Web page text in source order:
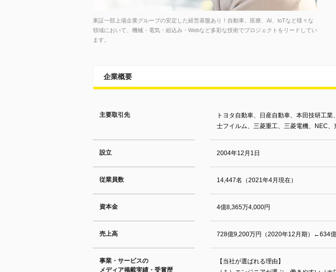
東証一部上場企業グループの安定した経営基盤あり！自動車、医療、AI、IoTなど様々な
領域において、機械・電気・組込み・Webなど多彩な技術でプロジェクトをリードしてい
ます。
企業概要
主要取引先
トヨタ自動車、日産自動車、本田技研工
士フイルム、三菱重工、三菱電機、NEC
設立 2004年12月1日
従業員数 14,447名（2021年4月現在）
資本金 4億8,365万4,000円
売上高 728億9,200万円（2020年12月期）←634
事業・サービスの
メディア掲載実績・受賞歴
【当社が選ばれる理由】